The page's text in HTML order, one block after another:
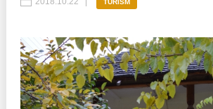
Inițiative în derulare
Inițiative desfășurate
Bunele practici
Laborator sociometric
TURISM